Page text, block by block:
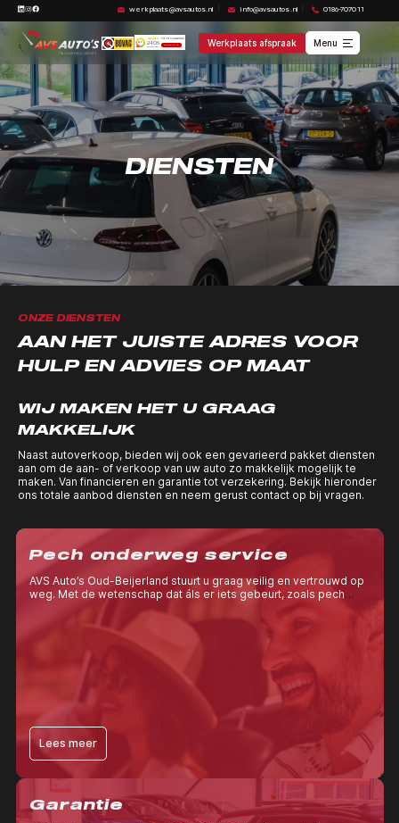
werkplaats@avsautos.nl info@avsautos.nl 0186-707011
Werkplaats afspraak Menu
DIENSTEN
ONZE DIENSTEN
AAN HET JUISTE ADRES VOOR
HULP EN ADVIES OP MAAT
WIJ MAKEN HET U GRAAG
MAKKELIJK
Naast autoverkoop, bieden wij ook een gevarieerd pakket diensten
aan om de aan- of verkoop van uw auto zo makkelijk mogelijk te
maken. Van financieren en garantie tot verzekering. Bekijk hieronder
ons totale aanbod diensten en neem gerust contact op bij vragen.
Pech onderweg service
AVS Auto’s Oud-Beijerland stuurt u graag veilig en vertrouwd op
weg. Met de wetenschap dat áls er iets gebeurt, zoals pech
onderweg, u weer snel op pad kunt.
Lees meer
Garantie